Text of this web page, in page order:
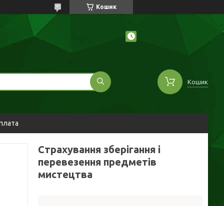
Кошик
Кошик
Страхування зберігання і
перевезення предметів
мистецтва